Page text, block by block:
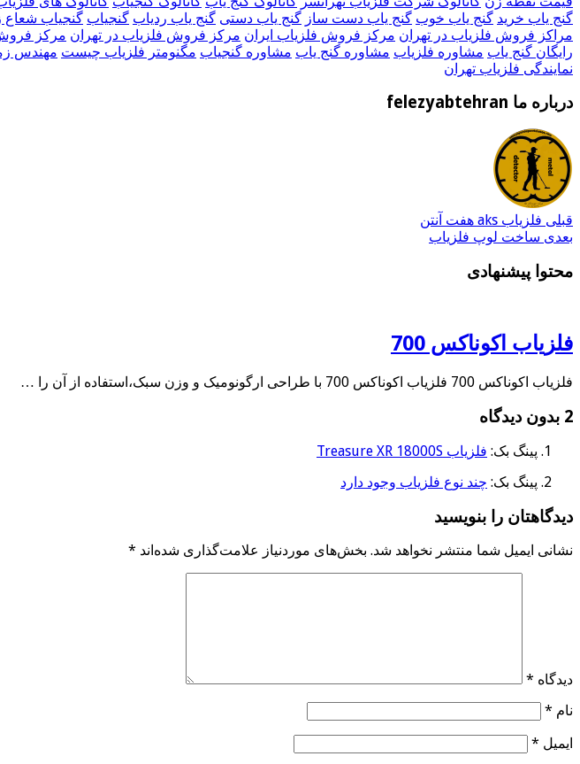
گنج یاب خرید گنج یاب خوب گنج یاب دست ساز گنج یاب دستی گنج یاب ردیاب گنجیاب گنجیاب شعاع
مراکز فروش فلزیاب در تهران مرکز فروش فلزیاب ایران مرکز فروش فلزیاب در تهران مرکز
رایگان گنج یاب مشاوره فلزیاب مشاوره گنج یاب مشاوره گنجیاب مگنومتر فلزیاب چیست مهندس
نمایندگی فلزیاب تهران
درباره ما felezyabtehran
قبلی فلزیاب aks هفت آنتن
بعدی ساخت لوپ فلزیاب
محتوا پیشنهادی
فلزیاب اکوناکس 700
فلزیاب اکوناکس 700 فلزیاب اکوناکس 700 با طراحی ارگونومیک و وزن سبک،استفاده از آن را …
2 بدون دیدگاه
پینگ بک: فلزیاب Treasure XR 18000S
پینگ بک: چند نوع فلزیاب وجود دارد
دیدگاهتان را بنویسید
نشانی ایمیل شما منتشر نخواهد شد. بخش‌های موردنیاز علامت‌گذاری شده‌اند *
دیدگاه *
نام *
ایمیل *